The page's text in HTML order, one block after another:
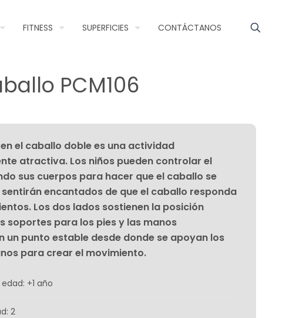
FITNESS SUPERFICIES CONTÁCTANOS
PCM106
el caballo doble es una actividad
atractiva. Los niños pueden controlar el
sus cuerpos para hacer que el caballo se
sentirán encantados de que el caballo responda
Los dos lados sostienen la posición
soportes para los pies y las manos
un punto estable desde donde se apoyan los
para crear el movimiento.
+1 año
2